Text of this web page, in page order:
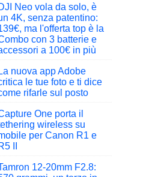
Neo vola da solo, è
4K, senza patentino:
ma l'offerta top è la
con 3 batterie e
a 100€ in più
La nuova app Adobe
le tue foto e ti dice
rifarle sul posto
One porta il
wireless su
per Canon R1 e
II
12-20mm F2.8: